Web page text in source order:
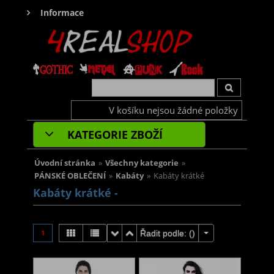
Informace
V košíku nejsou žádné položky
KATEGORIE ZBOŽÍ
Úvodní stránka » Všechny kategorie »
PÁNSKÉ OBLEČENÍ » Kabáty » Kabáty krátké
Kabáty krátké -
1 Řadit podle: ()